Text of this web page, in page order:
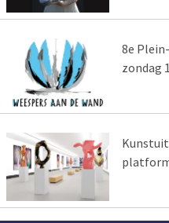
8e
zondag